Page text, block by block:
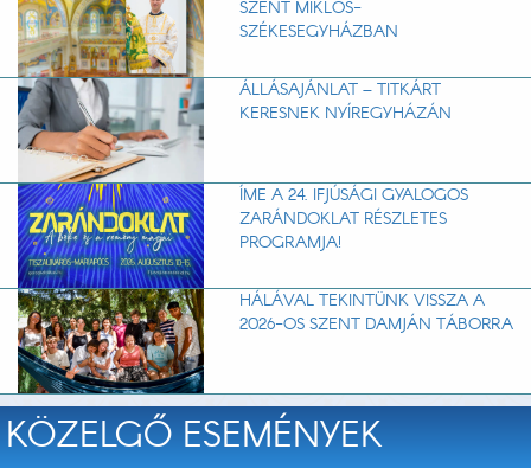
SZENT MIKLÓS-
SZÉKESEGYHÁZBAN
ÁLLÁSAJÁNLAT – TITKÁRT
KERESNEK NYÍREGYHÁZÁN
ÍME A 24. IFJÚSÁGI GYALOGOS
ZARÁNDOKLAT RÉSZLETES
PROGRAMJA!
HÁLÁVAL TEKINTÜNK VISSZA A
2026-OS SZENT DAMJÁN TÁBORRA
KÖZELGŐ ESEMÉNYEK